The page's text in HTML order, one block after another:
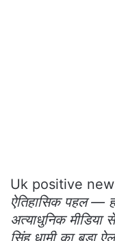
Uk positive
ऐतिहासिक पहल —
अत्याधुनिक मीडिया